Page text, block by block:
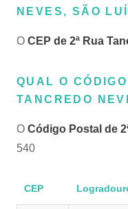
NEVES, SÃO
O CEP de 2ª Rua
QUAL O
TANCREDO
O Código Postal de
540
CEP